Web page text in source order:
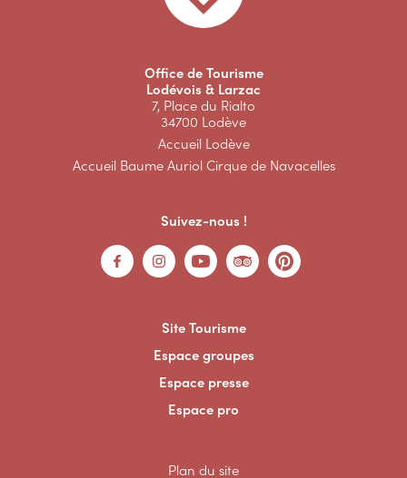
Office de Tourisme
Lodévois & Larzac
7, Place du Rialto
34700 Lodève
Accueil Lodève
Accueil Baume Auriol Cirque de Navacelles
Suivez-nous !
Site Tourisme
Espace groupes
Espace presse
Espace pro
Plan du site